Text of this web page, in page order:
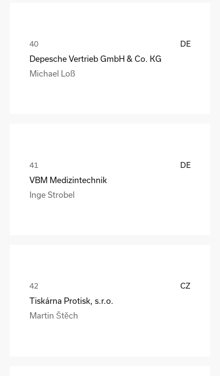
DE
Depesche Vertrieb GmbH & Co. KG
Michael Loß
DE
VBM Medizintechnik
Inge Strobel
CZ
Tiskárna Protisk, s.r.o.
Martin Štěch